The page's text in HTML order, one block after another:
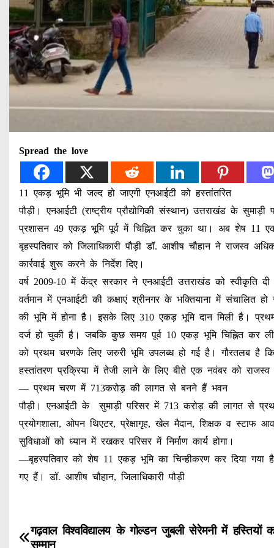
Spread the love
11 एकड़ भूमि भी जल्द हो जाएगी एनआईटी को हस्तांतरित
पौड़ी। एनआईटी (राष्ट्रीय प्रौद्योगिकी संस्थान) उत्तराखंड के
प्रशासन 49 एकड़ भूमि पूर्व में चिह्नित कर चुका था। अब शेष 11
बृहस्पतिवार को जिलाधिकारी पौड़ी डॉ. आशीष चौहान ने राजस्व
कार्रवाई शुरू करने के निर्देश दिए।
वर्ष 2009-10 में केंद्र सरकार ने एनआईटी उत्तराखंड को स्वीकृति
वर्तमान में एनआईटी की कक्षाएं श्रीनगर के भक्तियाना में संचालित
की भूमि में होना है। इसके लिए 310 एकड़ भूमि दान मिली है।
दर्ज हो चुकी है। जबकि कुछ समय पूर्व 10 एकड़ भूमि चिह्नित कर
को प्रथम चरणके लिए जरुरी भूमि उपलब्ध हो गई है। गौरतलब है
हस्तांतरण प्रक्रिया में तेजी लाने के लिए बीते एक नवंबर को
— प्रथम चरण में 713करोड़ की लागत से बनने हैं भवन
पौड़ी। एनआईटी के सुमाड़ी परिसर में 713 करोड़ की लागत से
प्रयोगशाला, ओपन थिएटर, प्रेक्षागृह, खेल मैदान, शिक्षक व स्टाफ
सुविधाओं को ध्यान में रखकर परिसर में निर्माण कार्य होगा।
—बृहस्पतिवार को शेष 11 एकड़ भूमि का चिन्हीकरण कर दिया गया
गए हैं। डॉ. आशीष चौहान, जिलाधिकारी पौड़ी
Pगढ़वाल विश्वविद्यालय के गोल्डन जुबली सेरेमनी में हस्तियों
सम्मान